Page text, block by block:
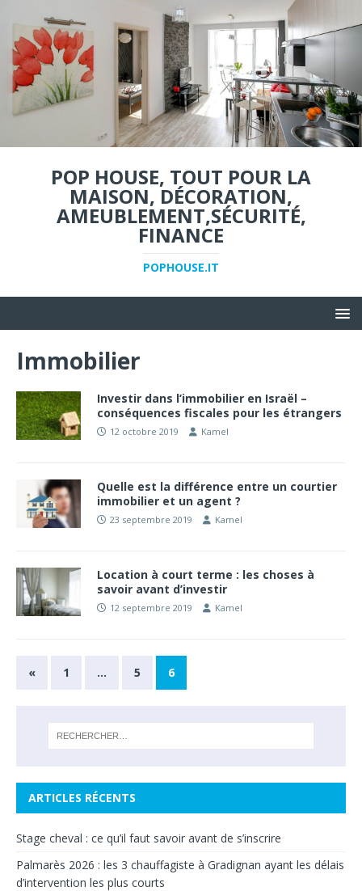
POP HOUSE, TOUT POUR LA
MAISON, DÉCORATION,
AMEUBLEMENT,SÉCURITÉ,
FINANCE
POPHOUSE.IT
Immobilier
Investir dans l’immobilier en Israël –
conséquences fiscales pour les étrangers
12 octobre 2019 Kamel
Quelle est la différence entre un courtier
immobilier et un agent ?
23 septembre 2019 Kamel
Location à court terme : les choses à
savoir avant d’investir
12 septembre 2019 Kamel
« 1 … 5 6
ARTICLES RÉCENTS
Stage cheval : ce qu’il faut savoir avant de s’inscrire
Palmarès 2026 : les 3 chauffagiste à Gradignan ayant les délais
d’intervention les plus courts